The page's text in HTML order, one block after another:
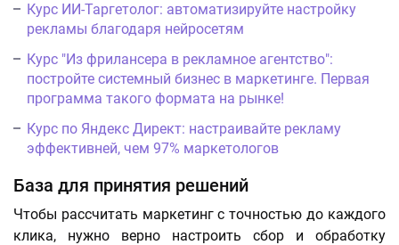
Курс ИИ-Таргетолог: автоматизируйте настройку
рекламы благодаря нейросетям
Курс "Из фрилансера в рекламное агентство":
постройте системный бизнес в маркетинге. Первая
программа такого формата на рынке!
Курс по Яндекс Директ: настраивайте рекламу
эффективней, чем 97% маркетологов
База для принятия решений
Чтобы рассчитать маркетинг с точностью до каждого
клика, нужно верно настроить сбор и обработку